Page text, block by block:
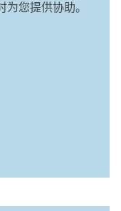
您提供协助。